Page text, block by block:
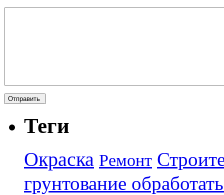
Теги
Окраска Ремонт
грунтование